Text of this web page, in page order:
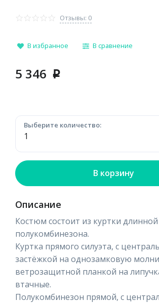
Отзывы: 0
В избранное В сравнение
5 346 p
Выберите количество:
В корзину
Описание
Костюм состоит из куртки
полукомбинезона.
Куртка прямого силуэта, с
застёжкой на однозамковую
ветрозащитной планкой на
втачные.
Полукомбинезон прямой, с